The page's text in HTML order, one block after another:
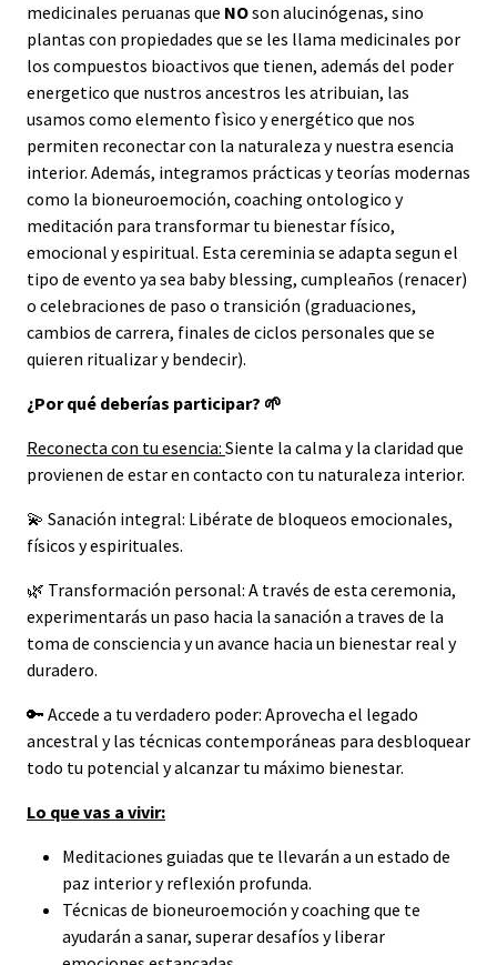
medicinales peruanas que NOson alucinógenas, sino
plantas con propiedades que se les llama medicinales por
los compuestos bioactivos que tienen, además del poder
energetico que nustros ancestros les atribuian, las
usamos como elemento fìsico y energético que nos
permiten reconectar con la naturaleza y nuestra esencia
interior. Además, integramos prácticas y teorías modernas
como la bioneuroemoción, coaching ontologico y
meditación para transformar tu bienestar físico,
emocional y espiritual. Esta cereminia se adapta segun el
tipo de evento ya sea baby blessing, cumpleaños (renacer)
o celebraciones de paso o transición (graduaciones,
cambios de carrera, finales de ciclos personales que se
quieren ritualizar y bendecir).
¿Por qué deberías participar? 🌱
Reconecta con tu esencia: Siente la calma y la claridad que
provienen de estar en contacto con tu naturaleza interior.
💫 Sanación integral: Libérate de bloqueos emocionales,
físicos y espirituales.
🌿 Transformación personal: A través de esta ceremonia,
experimentarás un paso hacia la sanación a traves de la
toma de consciencia y un avance hacia un bienestar real y
duradero.
🔑 Accede a tu verdadero poder: Aprovecha el legado
ancestral y las técnicas contemporáneas para desbloquear
todo tu potencial y alcanzar tu máximo bienestar.
Lo que vas a vivir:
Meditaciones guiadas que te llevarán a un estado de
paz interior y reflexión profunda.
Técnicas de bioneuroemoción y coaching que te
ayudarán a sanar, superar desafíos y liberar